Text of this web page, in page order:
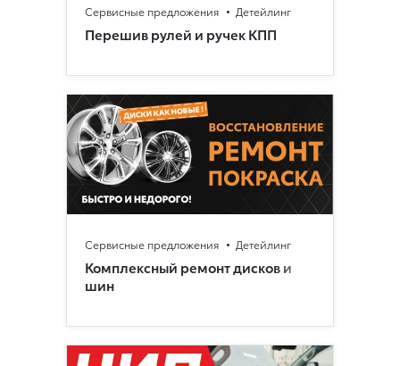
Сервисные предложения Детейлинг
Перешив рулей и ручек КПП
Сервисные предложения Детейлинг
Комплексный ремонт дисков и
шин